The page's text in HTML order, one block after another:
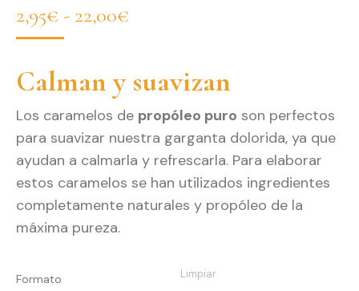
2,95€ - 22,00€
desde
2,95€
hasta
22,00€
Calman y suavizan
Los caramelos de propóleo puro son perfectos
para suavizar nuestra garganta dolorida, ya que
ayudan a calmarla y refrescarla. Para elaborar
estos caramelos se han utilizados ingredientes
completamente naturales y propóleo de la
máxima pureza.
Formato Limpiar